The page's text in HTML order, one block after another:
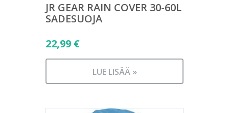
JR GEAR RAIN COVER 30-60L
SADESUOJA
22,99 €
LUE LISÄÄ »